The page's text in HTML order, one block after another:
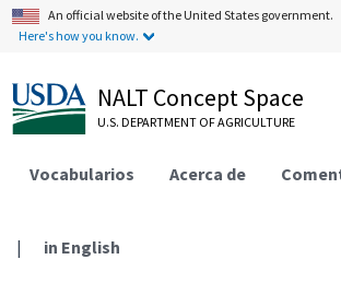
An official website of the United States government.
Here's how you know.
NALT Concept Space
U.S. DEPARTMENT OF AGRICULTURE
Vocabularios Acerca de
| in English